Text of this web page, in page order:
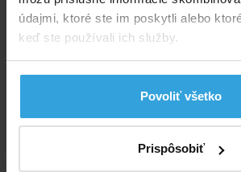
údajmi, ktoré ste im poskytli alebo
keď ste používali ich služby.
Povoliť všetko
Prispôsobiť
Nedostupné
87,50 EUR